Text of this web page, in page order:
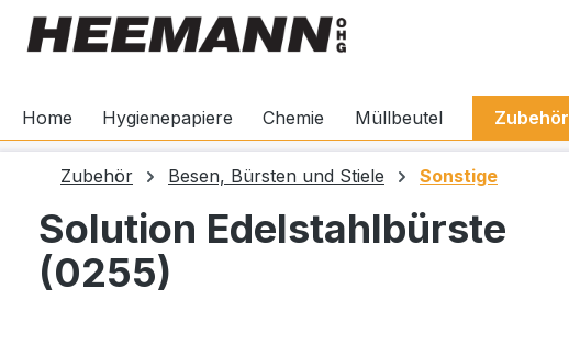
Zur Hauptnavigation springen
Home Hygienepapiere Chemie Müllbeutel Zubehör
Zubehör Besen, Bürsten und Stiele Sonstige
Solution Edelstahlbürste
(0255)